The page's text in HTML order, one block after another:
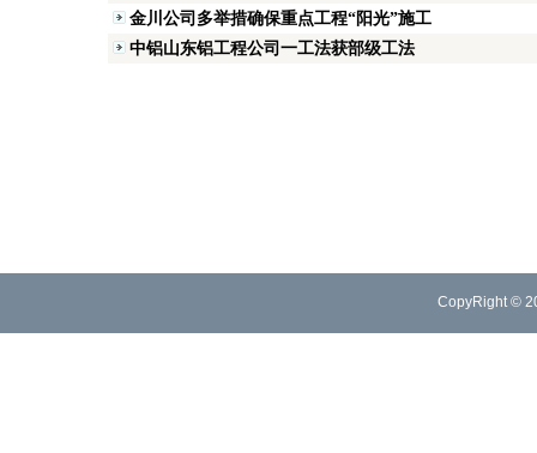
金川公司多举措确保重点工程“阳光”施工
中铝山东铝工程公司一工法获部级工法
CopyRight ©